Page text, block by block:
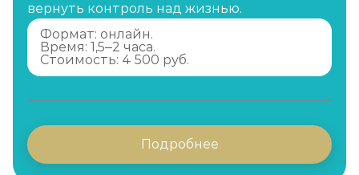
вернуть контроль над жизнью.
Формат: онлайн.
Время: 1,5–2 часа.
Стоимость: 4 500 руб.
Подробнее